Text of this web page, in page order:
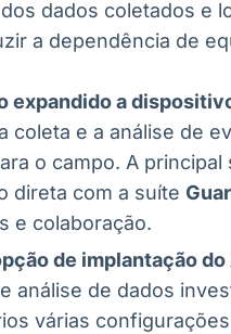
dados coletados e
a dependência de
expandido a
coleta e a análise de
o campo. A
direta com a suíte
e colaboração.
de implantação
análise de dados
várias